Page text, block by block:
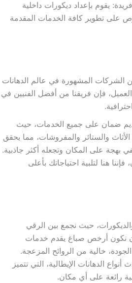
يقوم بإعداد ديكورات داخلية
على تطوير كافة الخدمات المقدمة
الشركات المشهورة في عالم الدهانات
فإن فريقنا من أفضل الفنيين في
ضمان على جميع الخدمات، حيث
والستائر والمفروشات، مما يحقق
بهجة على المكان وتجعله أكثر جاذبية.
هنا لتلبية احتياجاتك بأعلى
حيث نجمع بين الرقي
نكون أرخص صباغ يقدم خدمات
خالية من الروائح المزعجة.
الدهانات الإيطالية، التي تتميز
رائعة على أي مكان.